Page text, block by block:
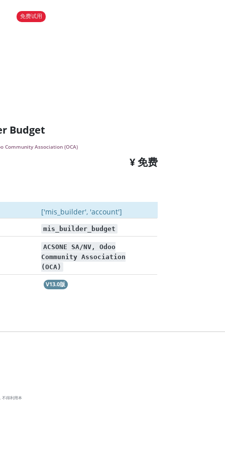
免费试用
Budget
Community Association (OCA)
¥ 免费
['mis_builder', 'account']
mis_builder_budget
ACSONE SA/NV, Odoo
Community Association
(OCA)
V13.0版
不得利用本